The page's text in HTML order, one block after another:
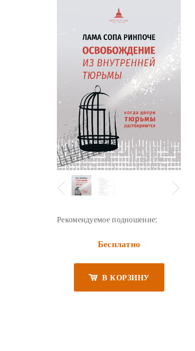
Рекомендуемое подношение:
Бесплатно
В КОРЗИНУ